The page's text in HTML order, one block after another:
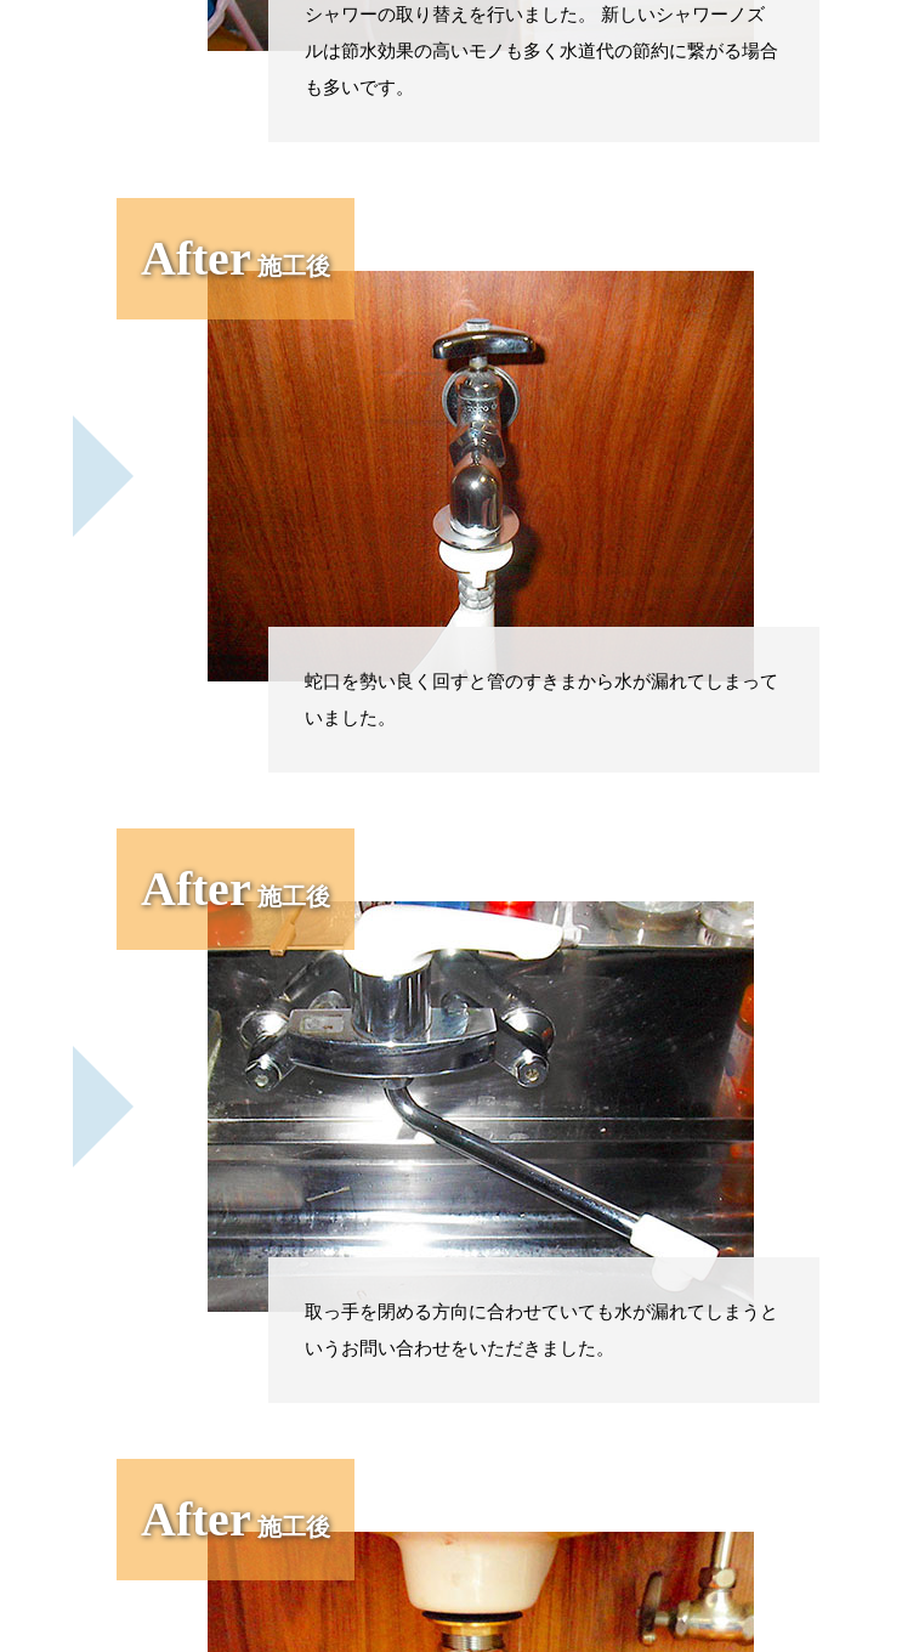
シャワーの取り替えを行いました。 新しいシャワーノズ
ルは節水効果の高いモノも多く水道代の節約に繋がる場合
も多いです。
After 施工後
蛇口を勢い良く回すと管のすきまから水が漏れてしまって
いました。
After 施工後
取っ手を閉める方向に合わせていても水が漏れてしまうと
いうお問い合わせをいただきました。
After 施工後